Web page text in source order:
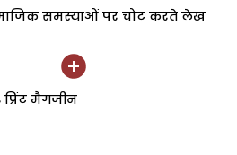
समस्याओं पर चोट करते लेख
प्रिंट मैगजीन